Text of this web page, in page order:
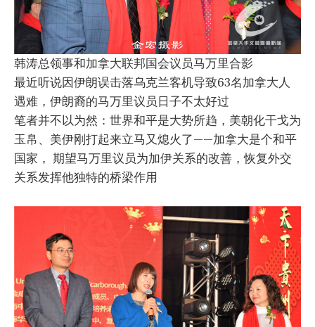
韩涛总领事和加拿大联邦国会议员马万里合影
最近听说因伊朗误击落乌克兰客机导致63名加拿大人
遇难，伊朗裔的马万里议员日子不太好过
笔者并不以为然：世界和平是大势所趋，美朝化干戈为
玉帛、美伊刚打起来立马又熄火了——加拿大是个和平
国家， 期望马万里议员为加伊关系的改善，恢复外交
关系发挥他独特的桥梁作用